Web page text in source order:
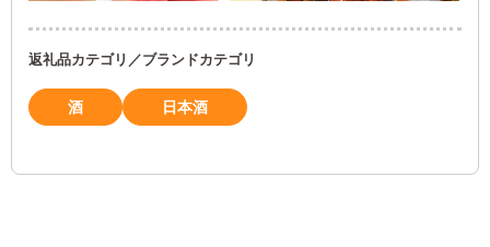
返礼品カテゴリ／ブランドカテゴリ
酒 日本酒